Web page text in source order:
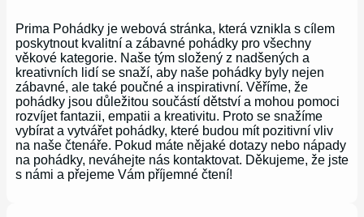
Prima Pohádky je webová stránka, která vznikla s cílem
poskytnout kvalitní a zábavné pohádky pro všechny
věkové kategorie. Naše tým složený z nadšených a
kreativních lidí se snaží, aby naše pohádky byly nejen
zábavné, ale také poučné a inspirativní. Věříme, že
pohádky jsou důležitou součástí dětství a mohou pomoci
rozvíjet fantazii, empatii a kreativitu. Proto se snažíme
vybírat a vytvářet pohádky, které budou mít pozitivní vliv
na naše čtenáře. Pokud máte nějaké dotazy nebo nápady
na pohádky, neváhejte nás kontaktovat. Děkujeme, že jste
s námi a přejeme Vám příjemné čtení!